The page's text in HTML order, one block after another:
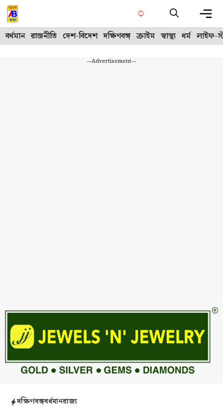
Skip
to
content
বর্ধমান রাজনীতি দেশ-বিদেশ দক্ষিণবঙ্গ ক্রাইম স্বাস্থ্য ধর্ম লাইফ-
---Advertisement---
দক্ষিণবঙ্গবর্ধমানরাজ্য